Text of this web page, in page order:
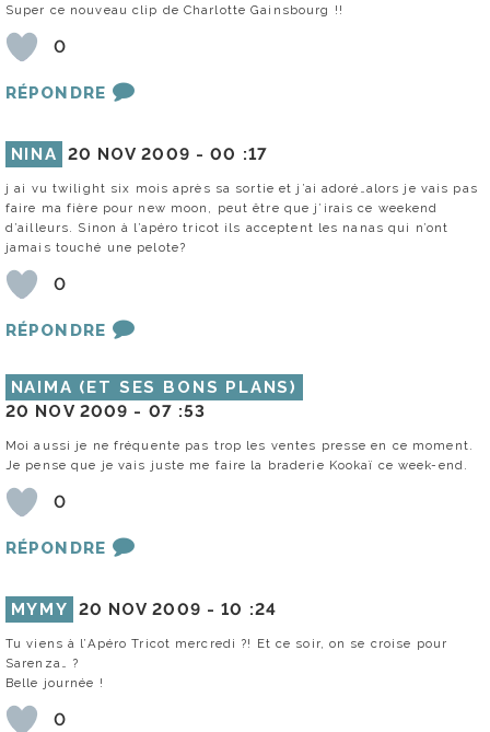
Super ce nouveau clip de Charlotte Gainsbourg !!
0
RÉPONDRE
NINA 20 NOV 2009 -00 :17
j ai vu twilight six mois après sa sortie et j’ai adoré…alors je vais pas
faire ma fière pour new moon, peut être que j’irais ce weekend
d’ailleurs. Sinon à l’apéro tricot ils acceptent les nanas qui n’ont
jamais touché une pelote?
0
RÉPONDRE
NAIMA (ET SES BONS PLANS)
20 NOV 2009 - 07 :53
Moi aussi je ne fréquente pas trop les ventes presse en ce moment.
Je pense que je vais juste me faire la braderie Kookaï ce week-end.
0
RÉPONDRE
MYMY 20 NOV 2009 -10 :24
Tu viens à l’Apéro Tricot mercredi ?! Et ce soir, on se croise pour
Sarenza… ?
Belle journée !
0